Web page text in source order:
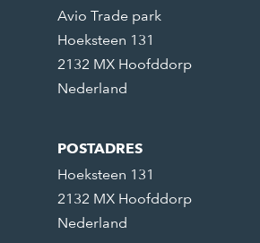
Avio Trade park
Hoeksteen 131
2132 MX Hoofddorp
Nederland
POSTADRES
Hoeksteen 131
2132 MX Hoofddorp
Nederland